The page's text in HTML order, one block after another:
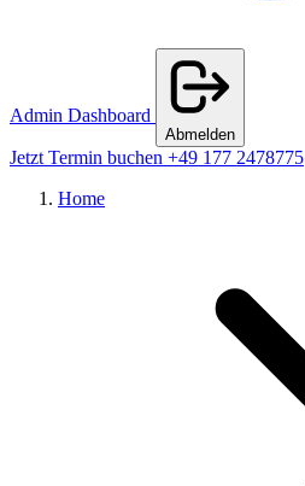
Admin Dashboard
Abmelden
Jetzt Termin buchen +49 177 2478775
Home